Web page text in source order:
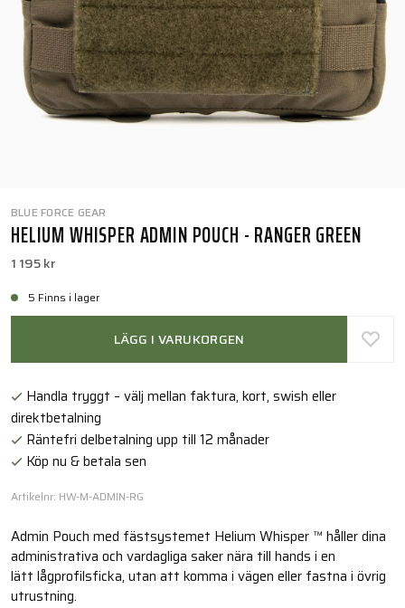
BLUE FORCE GEAR
HELIUM WHISPER ADMIN POUCH - RANGER GREEN
1 195 kr
5 Finns i lager
LÄGG I VARUKORGEN
Handla tryggt – välj mellan faktura, kort, swish eller
direktbetalning
Räntefri delbetalning upp till 12 månader
Köp nu & betala sen
Artikelnr: HW-M-ADMIN-RG
Admin Pouch med fästsystemet Helium Whisper ™ håller dina
administrativa och vardagliga saker nära till hands i en
lätt lågprofilsficka, utan att komma i vägen eller fastna i övrig
utrustning.